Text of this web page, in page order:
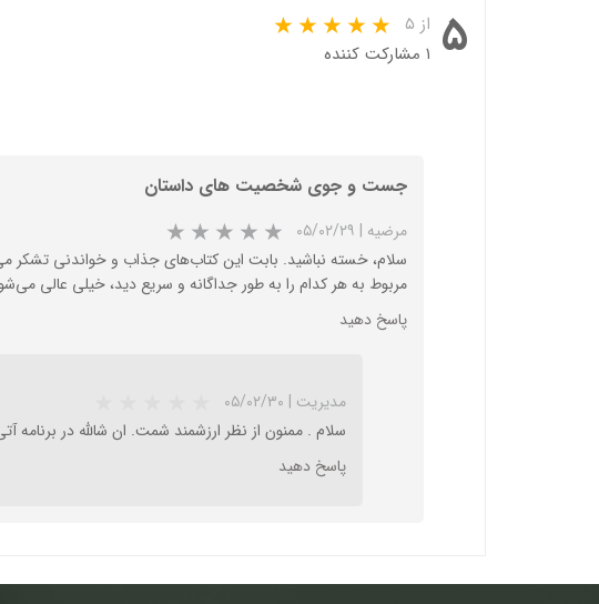
۵ از ۵
۱ مشارکت کننده
جست و جوی شخصیت های داستان
مرضیه | ۰۵/۰۲/۲۹
سلام، خسته نباشید. بابت این کتاب‌های جذاب و خواندنی
مربوط به هر کدام را به طور جداگانه و سریع دید، خیلی عالی
پاسخ دهید
مدیریت | ۰۵/۰۲/۳۰
سلام . ممنون از نظر ارزشمند شمت. ان شالله در برنامه
پاسخ دهید